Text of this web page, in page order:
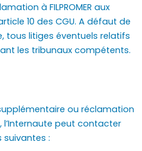
à FILPROMER aux
10 des CGU. A défaut de
tous litiges éventuels relatifs
les tribunaux compétents.
ou réclamation
l’Internaute peut contacter
suivantes :